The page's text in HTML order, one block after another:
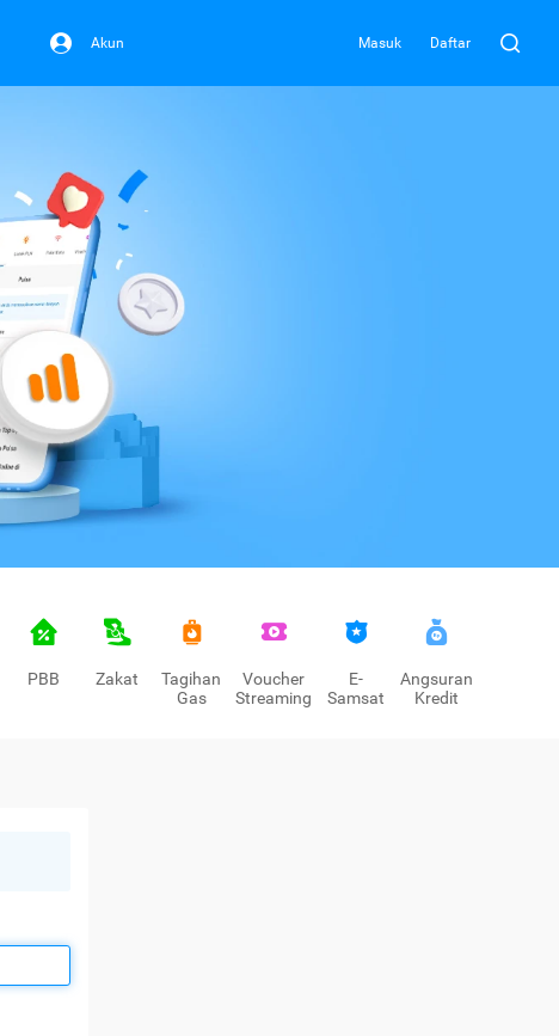
Akun Masuk Daftar
PBB Zakat
Tagihan
Gas
Voucher
Streaming
E-
Samsat
Angsuran
Kredit